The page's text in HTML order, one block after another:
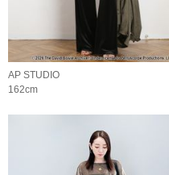
AP STUDIO
162cm